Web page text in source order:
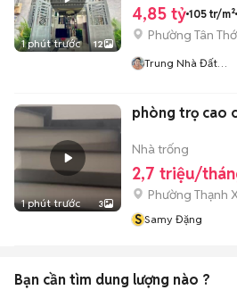
1 phút trước 12
4,85 tỷ 105 tr/m²
Phường Tân
Trung Nhà Đất
1 phút trước 3
phòng trọ cao
Nhà trống
2,7 triệu/
Phường Thạnh
S Samy Đặng
Bạn cần tìm dung lượng nào ?